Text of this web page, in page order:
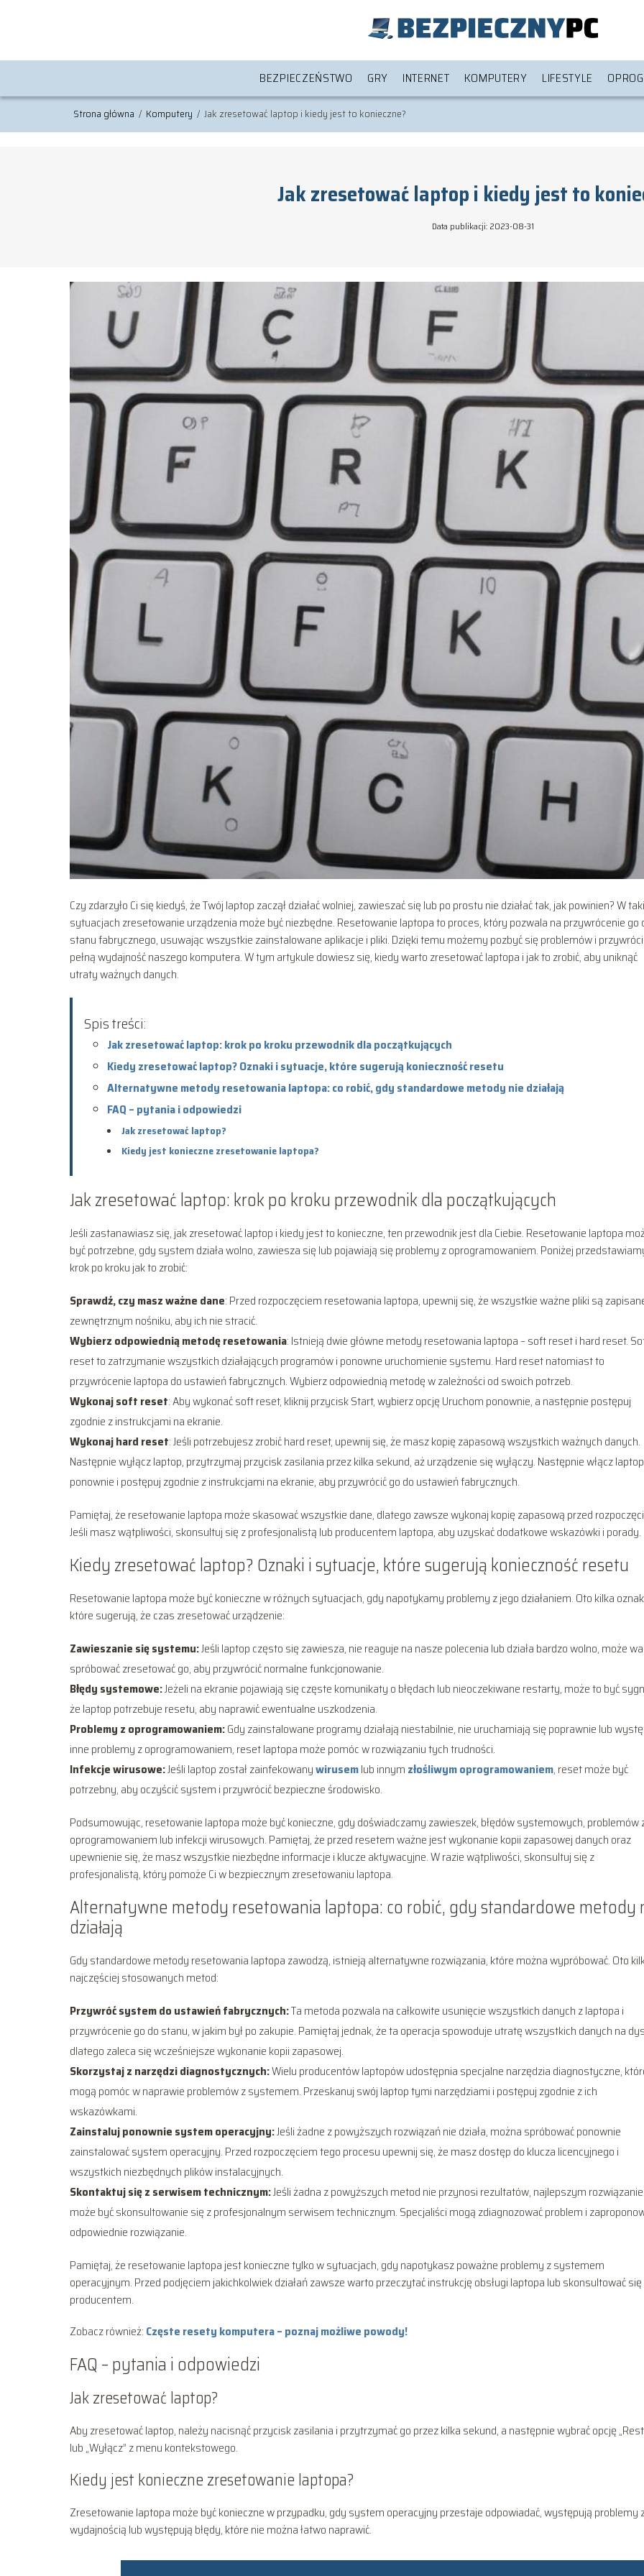
BEZPIECZEŃSTWO GRY INTERNET KOMPUTERY LIFESTYLE
Strona główna / Komputery / Jak zresetować laptop i kiedy jest to konieczne?
Jak zresetować laptop i kiedy jest to
Data publikacji: 2023-08-31
Czy zdarzyło Ci się kiedyś, że Twój laptop zaczął działać wolniej, zawieszać się lub po prostu nie działać tak, jak powinien? W
sytuacjach zresetowanie urządzenia może być niezbędne. Resetowanie laptopa to proces, który pozwala na przywrócenie go
stanu fabrycznego, usuwając wszystkie zainstalowane aplikacje i pliki. Dzięki temu możemy pozbyć się problemów i
pełną wydajność naszego komputera. W tym artykule dowiesz się, kiedy warto zresetować laptopa i jak to zrobić, aby uniknąć
utraty ważnych danych.
Spis treści:
Jak zresetować laptop: krok po kroku przewodnik dla początkujących
Kiedy zresetować laptop? Oznaki i sytuacje, które sugerują konieczność resetu
Alternatywne metody resetowania laptopa: co robić, gdy standardowe metody nie działają
FAQ – pytania i odpowiedzi
Jak zresetować laptop?
Kiedy jest konieczne zresetowanie laptopa?
Jak zresetować laptop: krok po kroku przewodnik dla początkujących
Jeśli zastanawiasz się, jak zresetować laptop i kiedy jest to konieczne, ten przewodnik jest dla Ciebie. Resetowanie laptopa
być potrzebne, gdy system działa wolno, zawiesza się lub pojawiają się problemy z oprogramowaniem. Poniżej
krok po kroku jak to zrobić:
Sprawdź, czy masz ważne dane: Przed rozpoczęciem resetowania laptopa, upewnij się, że wszystkie ważne pliki są
zewnętrznym nośniku, aby ich nie stracić.
Wybierz odpowiednią metodę resetowania: Istnieją dwie główne metody resetowania laptopa – soft reset i hard reset.
reset to zatrzymanie wszystkich działających programów i ponowne uruchomienie systemu. Hard reset natomiast to
przywrócenie laptopa do ustawień fabrycznych. Wybierz odpowiednią metodę w zależności od swoich potrzeb.
Wykonaj soft reset: Aby wykonać soft reset, kliknij przycisk Start, wybierz opcję Uruchom ponownie, a następnie postępuj
zgodnie z instrukcjami na ekranie.
Wykonaj hard reset: Jeśli potrzebujesz zrobić hard reset, upewnij się, że masz kopię zapasową wszystkich ważnych danych.
Następnie wyłącz laptop, przytrzymaj przycisk zasilania przez kilka sekund, aż urządzenie się wyłączy. Następnie włącz laptop
ponownie i postępuj zgodnie z instrukcjami na ekranie, aby przywrócić go do ustawień fabrycznych.
Pamiętaj, że resetowanie laptopa może skasować wszystkie dane, dlatego zawsze wykonaj kopię zapasową przed
Jeśli masz wątpliwości, skonsultuj się z profesjonalistą lub producentem laptopa, aby uzyskać dodatkowe wskazówki i porady.
Kiedy zresetować laptop? Oznaki i sytuacje, które sugerują konieczność resetu
Resetowanie laptopa może być konieczne w różnych sytuacjach, gdy napotykamy problemy z jego działaniem. Oto kilka
które sugerują, że czas zresetować urządzenie:
Zawieszanie się systemu:Jeśli laptop często się zawiesza, nie reaguje na nasze polecenia lub działa bardzo wolno, może
spróbować zresetować go, aby przywrócić normalne funkcjonowanie.
Błędy systemowe:Jeżeli na ekranie pojawiają się częste komunikaty o błędach lub nieoczekiwane restarty, może to być
że laptop potrzebuje resetu, aby naprawić ewentualne uszkodzenia.
Problemy z oprogramowaniem:Gdy zainstalowane programy działają niestabilnie, nie uruchamiają się poprawnie lub
inne problemy z oprogramowaniem, reset laptopa może pomóc w rozwiązaniu tych trudności.
Infekcje wirusowe:Jeśli laptop został zainfekowanywirusemlub innym złośliwym oprogramowaniem, reset może być
potrzebny, aby oczyścić system i przywrócić bezpieczne środowisko.
Podsumowując, resetowanie laptopa może być konieczne, gdy doświadczamy zawieszek, błędów systemowych, problemów
oprogramowaniem lub infekcji wirusowych. Pamiętaj, że przed resetem ważne jest wykonanie kopii zapasowej danych oraz
upewnienie się, że masz wszystkie niezbędne informacje i klucze aktywacyjne. W razie wątpliwości, skonsultuj się z
profesjonalistą, który pomoże Ci w bezpiecznym zresetowaniu laptopa.
Alternatywne metody resetowania laptopa: co robić, gdy standardowe metody
działają
Gdy standardowe metody resetowania laptopa zawodzą, istnieją alternatywne rozwiązania, które można wypróbować. Oto
najczęściej stosowanych metod:
Przywróć system do ustawień fabrycznych:Ta metoda pozwala na całkowite usunięcie wszystkich danych z laptopa i
przywrócenie go do stanu, w jakim był po zakupie. Pamiętaj jednak, że ta operacja spowoduje utratę wszystkich danych na
dlatego zaleca się wcześniejsze wykonanie kopii zapasowej.
Skorzystaj z narzędzi diagnostycznych:Wielu producentów laptopów udostępnia specjalne narzędzia diagnostyczne,
mogą pomóc w naprawie problemów z systemem. Przeskanuj swój laptop tymi narzędziami i postępuj zgodnie z ich
wskazówkami.
Zainstaluj ponownie system operacyjny:Jeśli żadne z powyższych rozwiązań nie działa, można spróbować ponownie
zainstalować system operacyjny. Przed rozpoczęciem tego procesu upewnij się, że masz dostęp do klucza licencyjnego i
wszystkich niezbędnych plików instalacyjnych.
Skontaktuj się z serwisem technicznym:Jeśli żadna z powyższych metod nie przynosi rezultatów, najlepszym
może być skonsultowanie się z profesjonalnym serwisem technicznym. Specjaliści mogą zdiagnozować problem i
odpowiednie rozwiązanie.
Pamiętaj, że resetowanie laptopa jest konieczne tylko w sytuacjach, gdy napotykasz poważne problemy z systemem
operacyjnym. Przed podjęciem jakichkolwiek działań zawsze warto przeczytać instrukcję obsługi laptopa lub skonsultować
producentem.
Zobacz również: Częste resety komputera – poznaj możliwe powody!
FAQ – pytania i odpowiedzi
Jak zresetować laptop?
Aby zresetować laptop, należy nacisnąć przycisk zasilania i przytrzymać go przez kilka sekund, a następnie wybrać opcję
lub „Wyłącz” z menu kontekstowego.
Kiedy jest konieczne zresetowanie laptopa?
Zresetowanie laptopa może być konieczne w przypadku, gdy system operacyjny przestaje odpowiadać, występują problemy
wydajnością lub występują błędy, które nie można łatwo naprawić.